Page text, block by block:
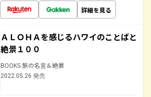
詳細を見る
ＡＬＯＨＡを感じるハワイのことばと
絶景１００
BOOKS 旅の名言＆絶景
2022.05.26 発売